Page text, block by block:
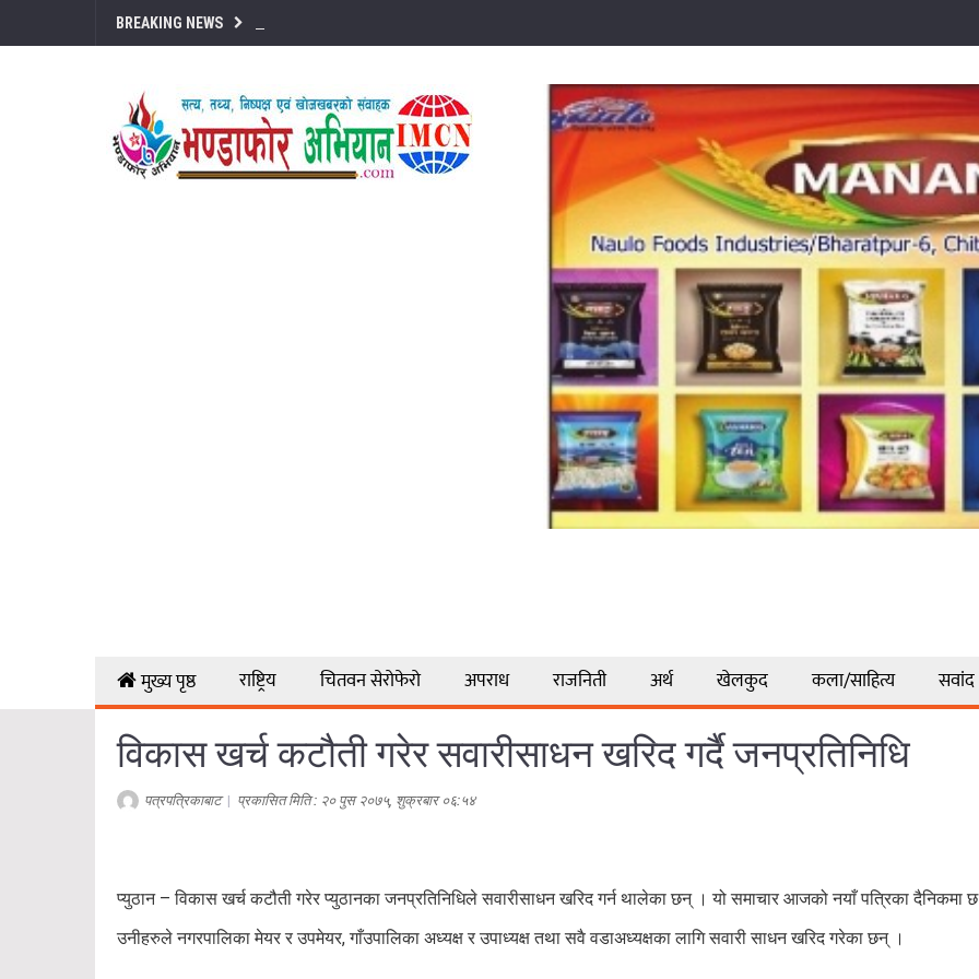
BREAKING NEWS
मुख्य पृष्ठ राष्ट्रिय चितवन सेरोफेरो अपराध राजनिती अर्थ खेलकुद कला/साहित्य सवांद
विकास खर्च कटौती गरेर सवारीसाधन खरिद गर्दै जनप्रतिनिधि
पत्रपत्रिकाबाट| प्रकासित मिति : २० पुस २०७५, शुक्रबार ०६:५४
प्युठान – विकास खर्च कटौती गरेर प्युठानका जनप्रतिनिधिले सवारीसाधन खरिद गर्न थालेका छन् । यो समाचार आजको नयाँ पत्रिका दैनिकमा
उनीहरुले नगरपालिका मेयर र उपमेयर, गाँउपालिका अध्यक्ष र उपाध्यक्ष तथा सवै वडाअध्यक्षका लागि सवारी साधन खरिद गरेका छन् ।